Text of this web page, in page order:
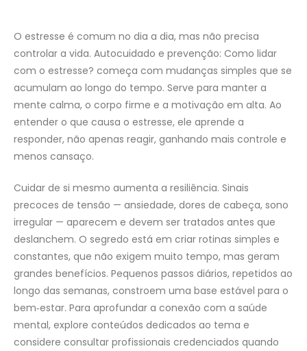
O estresse é comum no dia a dia, mas não precisa
controlar a vida. Autocuidado e prevenção: Como lidar
com o estresse? começa com mudanças simples que se
acumulam ao longo do tempo. Serve para manter a
mente calma, o corpo firme e a motivação em alta. Ao
entender o que causa o estresse, ele aprende a
responder, não apenas reagir, ganhando mais controle e
menos cansaço.
Cuidar de si mesmo aumenta a resiliência. Sinais
precoces de tensão — ansiedade, dores de cabeça, sono
irregular — aparecem e devem ser tratados antes que
deslanchem. O segredo está em criar rotinas simples e
constantes, que não exigem muito tempo, mas geram
grandes benefícios. Pequenos passos diários, repetidos ao
longo das semanas, constroem uma base estável para o
bem‑estar. Para aprofundar a conexão com a saúde
mental, explore conteúdos dedicados ao tema e
considere consultar profissionais credenciados quando